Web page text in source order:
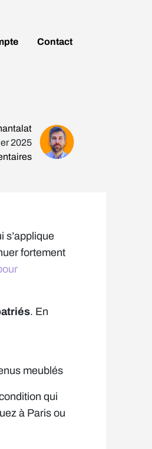
Contact
2025
s’applique
fortement
. En
meublés
qui
à Paris ou